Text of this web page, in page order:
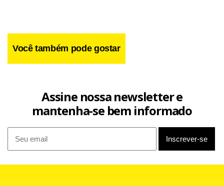
O Sistema Alto Tietê, que assim como o Cantareira passa
Você também pode gostar
Assine nossa newsletter e
mantenha-se bem informado